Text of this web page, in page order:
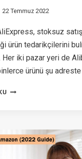
22 Temmuz 2022
stoksuz
ürün tedarikçilerini
iki pazar yeri de
ürünü şu
ALIBABA
DROPSHIPPING
YAPANLAR